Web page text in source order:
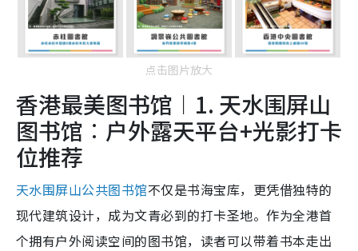
点击图片放大
香港最美图书馆︱1. 天水围屏山
图书馆︰户外露天平台+光影打卡
位推荐
天水围屏山公共图书馆不仅是书海宝库，更凭借独特的
现代建筑设计，成为文青必到的打卡圣地。作为全港首
个拥有户外阅读空间的图书馆，读者可以带着书本走出